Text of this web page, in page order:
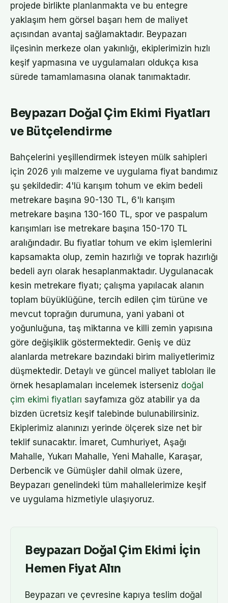
projede birlikte planlanmakta ve bu entegre
yaklaşım hem görsel başarı hem de maliyet
açısından avantaj sağlamaktadır. Beypazarı
ilçesinin merkeze olan yakınlığı, ekiplerimizin hızlı
keşif yapmasına ve uygulamaları oldukça kısa
sürede tamamlamasına olanak tanımaktadır.
Beypazarı Doğal Çim Ekimi Fiyatları
ve Bütçelendirme
Bahçelerini yeşillendirmek isteyen mülk sahipleri
için 2026 yılı malzeme ve uygulama fiyat bandımız
şu şekildedir: 4'lü karışım tohum ve ekim bedeli
metrekare başına 90-130 TL, 6'lı karışım
metrekare başına 130-160 TL, spor ve paspalum
karışımları ise metrekare başına 150-170 TL
aralığındadır. Bu fiyatlar tohum ve ekim işlemlerini
kapsamakta olup, zemin hazırlığı ve toprak hazırlığı
bedeli ayrı olarak hesaplanmaktadır. Uygulanacak
kesin metrekare fiyatı; çalışma yapılacak alanın
toplam büyüklüğüne, tercih edilen çim türüne ve
mevcut toprağın durumuna, yani yabani ot
yoğunluğuna, taş miktarına ve killi zemin yapısına
göre değişiklik göstermektedir. Geniş ve düz
alanlarda metrekare bazındaki birim maliyetlerimiz
düşmektedir. Detaylı ve güncel maliyet tabloları ile
örnek hesaplamaları incelemek isterseniz doğal
çim ekimi fiyatları sayfamıza göz atabilir ya da
bizden ücretsiz keşif talebinde bulunabilirsiniz.
Ekiplerimiz alanınızı yerinde ölçerek size net bir
teklif sunacaktır. İmaret, Cumhuriyet, Aşağı
Mahalle, Yukarı Mahalle, Yeni Mahalle, Karaşar,
Derbencik ve Gümüşler dahil olmak üzere,
Beypazarı genelindeki tüm mahallelerimize keşif
ve uygulama hizmetiyle ulaşıyoruz.
Beypazarı Doğal Çim Ekimi İçin
Hemen Fiyat Alın
Beypazarı ve çevresine kapıya teslim doğal